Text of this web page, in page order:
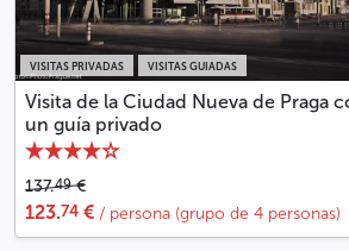
VISITAS PRIVADAS VISITAS GUIADAS
Visita de la Ciudad Nueva de Praga
un guía privado
137.49€
123.74 € / persona (grupo de 4 personas)